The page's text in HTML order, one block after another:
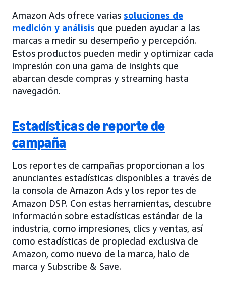
Amazon Ads ofrece varias soluciones de
medición y análisis que pueden ayudar a las
marcas a medir su desempeño y percepción.
Estos productos pueden medir y optimizar cada
impresión con una gama de insights que
abarcan desde compras y streaming hasta
navegación.
Estadísticas de reporte de
campaña
Los reportes de campañas proporcionan a los
anunciantes estadísticas disponibles a través de
la consola de Amazon Ads y los reportes de
Amazon DSP. Con estas herramientas, descubre
información sobre estadísticas estándar de la
industria, como impresiones, clics y ventas, así
como estadísticas de propiedad exclusiva de
Amazon, como nuevo de la marca, halo de
marca y Subscribe & Save.